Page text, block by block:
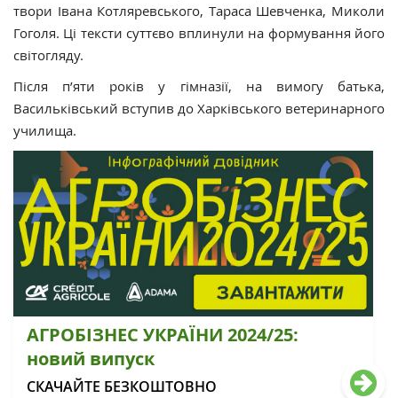
твори Івана Котляревського, Тараса Шевченка, Миколи
Гоголя. Ці тексти суттєво вплинули на формування його
світогляду.
Після п’яти років у гімназії, на вимогу батька,
Васильківський вступив до Харківського ветеринарного
училища.
АГРОБІЗНЕС УКРАЇНИ 2024/25:
новий випуск
СКАЧАЙТЕ БЕЗКОШТОВНО